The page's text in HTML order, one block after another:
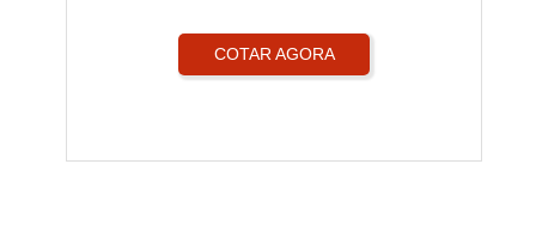
COTAR AGORA